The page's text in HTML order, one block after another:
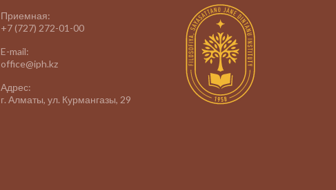
Приемная:
+7 (727) 272-01-00
E-mail:
office@iph.kz
Адрес:
г. Алматы, ул. Курмангазы, 29